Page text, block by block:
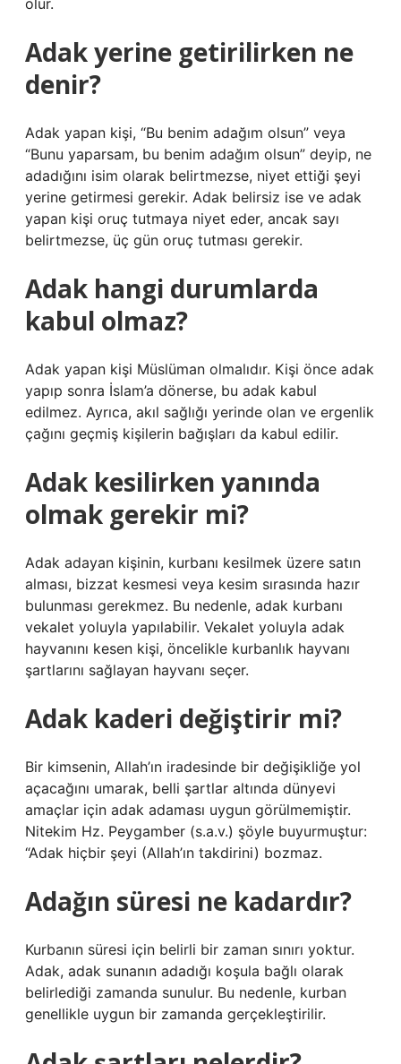
olur.
Adak yerine getirilirken ne
denir?
Adak yapan kişi, “Bu benim adağım olsun” veya
“Bunu yaparsam, bu benim adağım olsun” deyip, ne
adadığını isim olarak belirtmezse, niyet ettiği şeyi
yerine getirmesi gerekir. Adak belirsiz ise ve adak
yapan kişi oruç tutmaya niyet eder, ancak sayı
belirtmezse, üç gün oruç tutması gerekir.
Adak hangi durumlarda
kabul olmaz?
Adak yapan kişi Müslüman olmalıdır. Kişi önce adak
yapıp sonra İslam’a dönerse, bu adak kabul
edilmez. Ayrıca, akıl sağlığı yerinde olan ve ergenlik
çağını geçmiş kişilerin bağışları da kabul edilir.
Adak kesilirken yanında
olmak gerekir mi?
Adak adayan kişinin, kurbanı kesilmek üzere satın
alması, bizzat kesmesi veya kesim sırasında hazır
bulunması gerekmez. Bu nedenle, adak kurbanı
vekalet yoluyla yapılabilir. Vekalet yoluyla adak
hayvanını kesen kişi, öncelikle kurbanlık hayvanı
şartlarını sağlayan hayvanı seçer.
Adak kaderi değiştirir mi?
Bir kimsenin, Allah’ın iradesinde bir değişikliğe yol
açacağını umarak, belli şartlar altında dünyevi
amaçlar için adak adaması uygun görülmemiştir.
Nitekim Hz. Peygamber (s.a.v.) şöyle buyurmuştur:
“Adak hiçbir şeyi (Allah’ın takdirini) bozmaz.
Adağın süresi ne kadardır?
Kurbanın süresi için belirli bir zaman sınırı yoktur.
Adak, adak sunanın adadığı koşula bağlı olarak
belirlediği zamanda sunulur. Bu nedenle, kurban
genellikle uygun bir zamanda gerçekleştirilir.